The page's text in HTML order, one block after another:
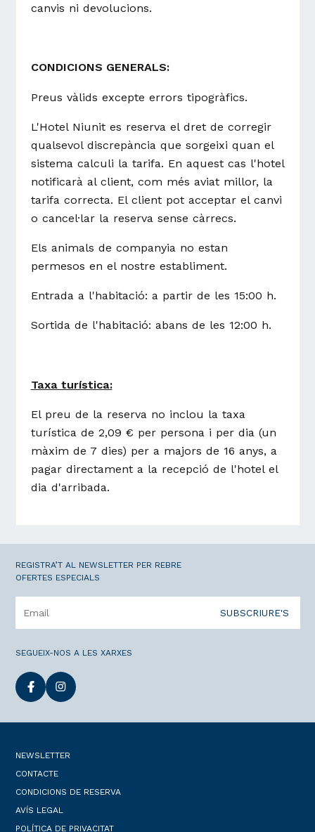
canvis ni devolucions.
CONDICIONS GENERALS:
Preus vàlids excepte errors tipogràfics.
L'Hotel Niunit es reserva el dret de corregir
qualsevol discrepància que sorgeixi quan el
sistema calculi la tarifa. En aquest cas l'hotel
notificarà al client, com més aviat millor, la
tarifa correcta. El client pot acceptar el canvi
o cancel·lar la reserva sense càrrecs.
Els animals de companyia no estan
permesos en el nostre establiment.
Entrada a l'habitació: a partir de les 15:00 h.
Sortida de l'habitació: abans de les 12:00 h.
Taxa turística:
El preu de la reserva no inclou la taxa
turística de 2,09 € per persona i per dia (un
màxim de 7 dies) per a majors de 16 anys, a
pagar directament a la recepció de l'hotel el
dia d'arribada.
REGISTRA’T AL NEWSLETTER PER REBRE
OFERTES ESPECIALS
SUBSCRIURE'S
SEGUEIX-NOS A LES XARXES
NEWSLETTER
CONTACTE
CONDICIONS DE RESERVA
AVÍS LEGAL
POLÍTICA DE PRIVACITAT